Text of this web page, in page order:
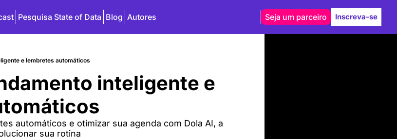
Pesquisa State of Data Blog Autores Seja um parceiro Inscreva-se
e lembretes automáticos
inteligente e
automáticos e otimizar sua agenda com Dola AI, a
sua rotina